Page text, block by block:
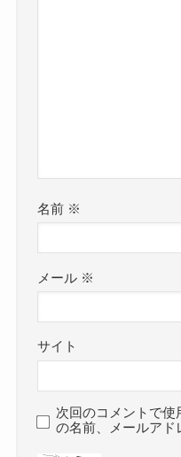
名前 ※
メール ※
サイト
次回のコメントで使
の名前、メールアド